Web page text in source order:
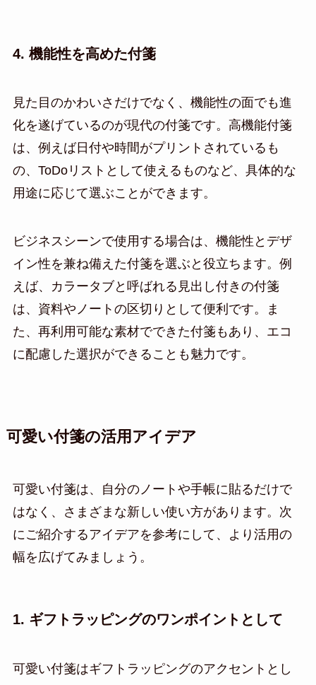
4. 機能性を高めた付箋
見た目のかわいさだけでなく、機能性の面でも進
化を遂げているのが現代の付箋です。高機能付箋
は、例えば日付や時間がプリントされているも
の、ToDoリストとして使えるものなど、具体的な
用途に応じて選ぶことができます。
ビジネスシーンで使用する場合は、機能性とデザ
イン性を兼ね備えた付箋を選ぶと役立ちます。例
えば、カラータブと呼ばれる見出し付きの付箋
は、資料やノートの区切りとして便利です。ま
た、再利用可能な素材でできた付箋もあり、エコ
に配慮した選択ができることも魅力です。
可愛い付箋の活用アイデア
可愛い付箋は、自分のノートや手帳に貼るだけで
はなく、さまざまな新しい使い方があります。次
にご紹介するアイデアを参考にして、より活用の
幅を広げてみましょう。
1. ギフトラッピングのワンポイントとして
可愛い付箋はギフトラッピングのアクセントとし